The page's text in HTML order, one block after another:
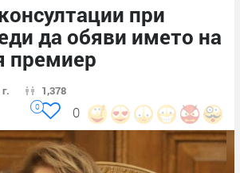
при
да обяви името на
премиер
1,378
0
0